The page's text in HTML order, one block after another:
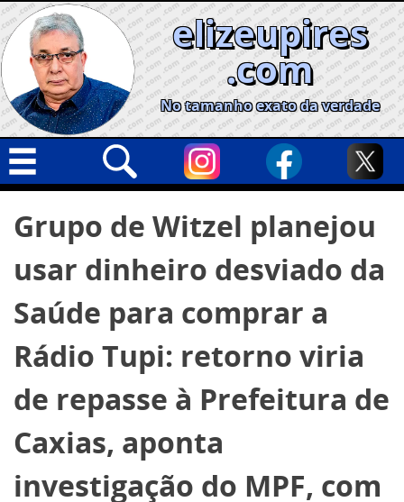
Skip
to
content
elizeupires
.com
No tamanho exato da verdade
Geral
Cidades
Política
Opinião
Informe especial
por:
Grupo de Witzel planejou
usar dinheiro desviado da
Saúde para comprar a
Rádio Tupi: retorno viria
de repasse à Prefeitura de
Caxias, aponta
investigação do MPF, com